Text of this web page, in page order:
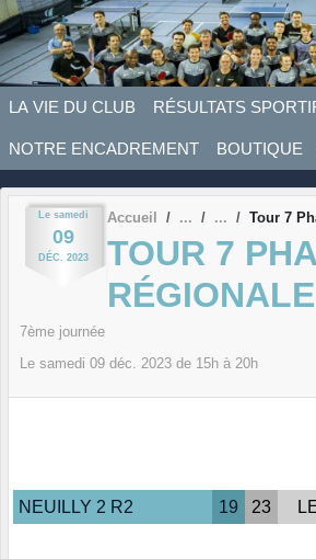
LA VIE DU CLUB RÉSULTATS
NOTRE ENCADREMENT BOUTIQUE
Le samedi
09
DÉC. 2023
Accueil Tour 7
TOUR 7
RÉGIONALE
7ème journée
Le samedi 09 déc. 2023 de 15h à 20h
NEUILLY 2 R2 19 23
Panneau de gestion des cookies